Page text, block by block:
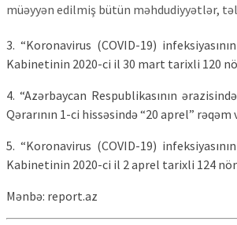
müəyyən edilmiş bütün məhdudiyyətlər,
3. “Koronavirus (COVID-19)
Kabinetinin 2020-ci il 30 mart tarixli 120
4. “Azərbaycan Respublikasının
Qərarının 1-ci hissəsində “20 aprel”
5. “Koronavirus (COVID-19)
Kabinetinin 2020-ci il 2 aprel tarixli 124
Mənbə: report.az